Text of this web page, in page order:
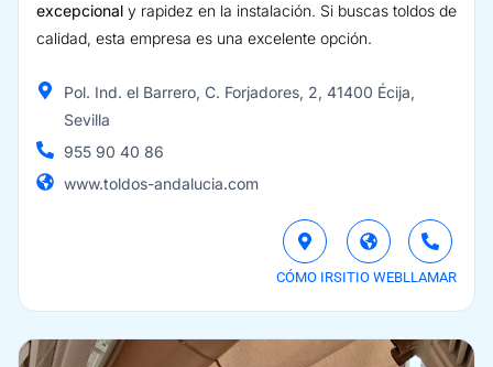
excepcional y rapidez en la instalación. Si buscas toldos de
calidad, esta empresa es una excelente opción.
Pol. Ind. el Barrero, C. Forjadores, 2, 41400 Écija,
Sevilla
955 90 40 86
www.toldos-andalucia.com
CÓMO IRSITIO WEBLLAMAR